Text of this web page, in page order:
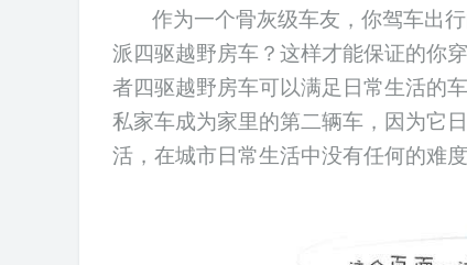
作为一个骨灰级车友 ，你驾车出
派四驱越野房车？这样才能保证的你
者四驱越野房车可以满足 日常生活的
私家车成为家里的第二辆车，因为它
活，在城市日常生活中没有任何的难度